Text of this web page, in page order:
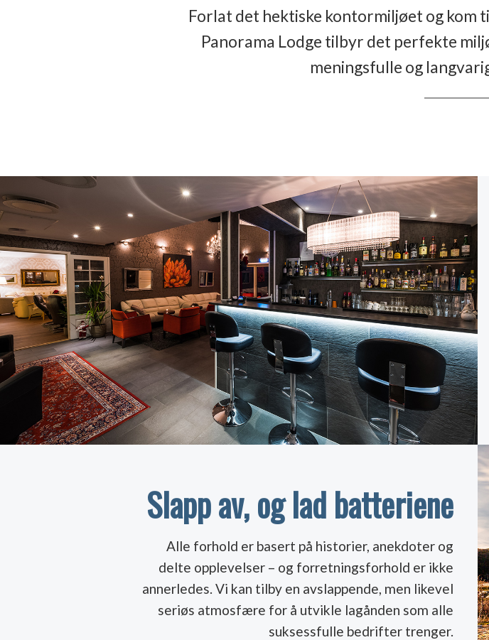
Forlat det hektiske kontormiljøet og kom
Panorama Lodge tilbyr det perfekte
meningsfulle og
Slapp av, og lad batteriene
Alle forhold er basert på historier, anekdoter og
delte opplevelser – og forretningsforhold er ikke
annerledes. Vi kan tilby en avslappende, men likevel
seriøs atmosfære for å utvikle lagånden som alle
suksessfulle bedrifter trenger.